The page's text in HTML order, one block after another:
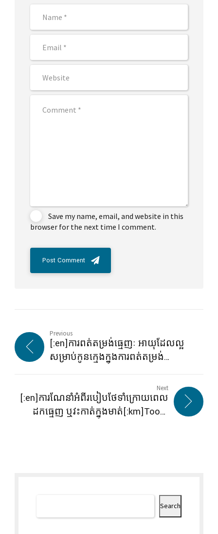
Save my name, email, and website in this
browser for the next time I comment.
Post Comment
Previous
[:en]ការពត់តម្រង់ធ្មេញៈ អាយុដែលល្អ
សម្រាប់កូនក្មេងក្នុងការពត់តម្រង់
Next
[:en]ការណែនាំអំពីរបៀបថែទាំក្រោយពេល
ដកធ្មេញ ឬវះកាត់ក្នុងមាត់[:km]Tooth
Search